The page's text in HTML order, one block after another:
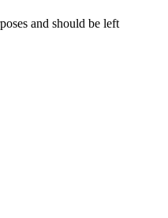
and should be left